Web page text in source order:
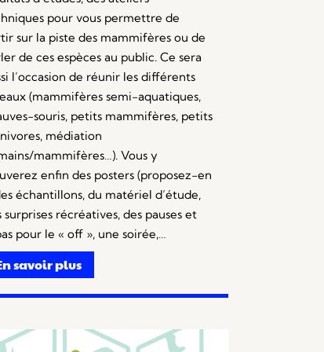
pour vous permettre de
sur la piste des mammifères ou de
de ces espèces au public. Ce sera
l’occasion de réunir les différents
(mammifères semi-aquatiques,
souris, petits mammifères, petits
médiation
mammifères…). Vous y
enfin des posters (proposez-en
échantillons, du matériel d’étude,
surprises récréatives, des pauses et
pour le « off », une soirée,…
savoir plus